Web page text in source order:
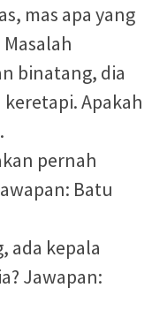
mas apa yang
binatang, dia
Apakah
pernah
Batu
ada kepala
Jawapan: